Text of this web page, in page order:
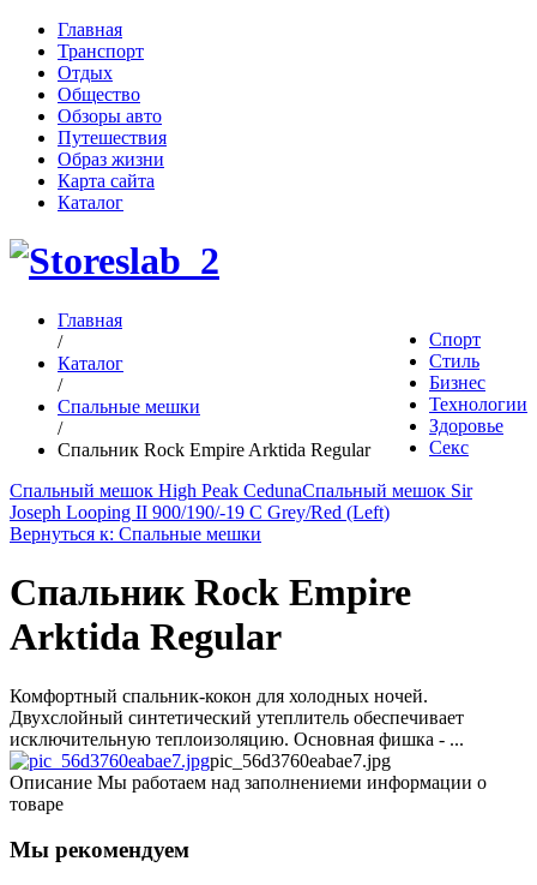
Главная
Транспорт
Отдых
Общество
Обзоры авто
Путешествия
Образ жизни
Карта сайта
Каталог
Спорт
Стиль
Бизнес
Технологии
Здоровье
Секс
Главная
/
Каталог
/
Спальные мешки
/
Спальник Rock Empire Arktida Regular
Спальный мешок High Peak CedunaСпальный мешок Sir
Joseph Looping II 900/190/-19 C Grey/Red (Left)
Вернуться к: Спальные мешки
Спальник Rock Empire
Arktida Regular
Комфортный спальник-кокон для холодных ночей.
Двухслойный синтетический утеплитель обеспечивает
исключительную теплоизоляцию. Основная фишка - ...
pic_56d3760eabae7.jpg
Описание Мы работаем над заполнениеми информации о
товаре
Мы рекомендуем